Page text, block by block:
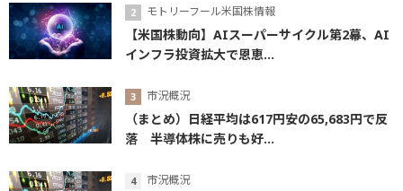
モトリーフール米国株情報
【米国株動向】AIスーパーサイクル第2幕、AI
インフラ投資拡大で恩恵...
市況概況
（まとめ）日経平均は617円安の65,683円で反
落 半導体株に売りも好...
市況概況